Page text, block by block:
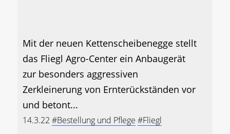
Mit der neuen Kettenscheibenegge stellt
das Fliegl Agro-Center ein Anbaugerät
zur besonders aggressiven
Zerkleinerung von Ernterückständen vor
und betont...
14.3.22 #Bestellung und Pflege #Fliegl